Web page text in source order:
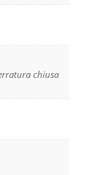
chiusa